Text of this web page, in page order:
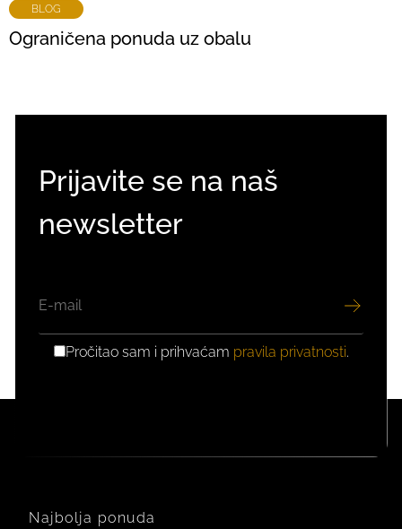
BLOG
Ograničena ponuda uz obalu
Prijavite se na naš
newsletter
GDPRPročitao sam i prihvaćam pravila privatnosti.
Najbolja ponuda